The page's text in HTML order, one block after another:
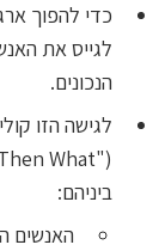
כדי להפוך
לגייס את
הנכונים.
לגישה הזו
ביניהם:
האנשים